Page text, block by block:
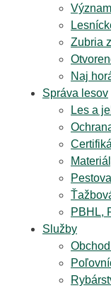
Zubria
Naj
Správa lesov
Les a
PBHL,
Služby